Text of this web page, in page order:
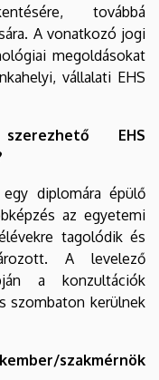
továbbá
A vonatkozó jogi
megoldásokat
vállalati EHS
EHS
diplomára épülő
az egyetemi
tagolódik és
A levelező
a konzultációk
szombaton kerülnek
szakmérnök